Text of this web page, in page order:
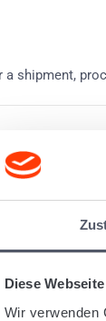
Diese
Wir verwenden
shipment,
account in
invoice for
of